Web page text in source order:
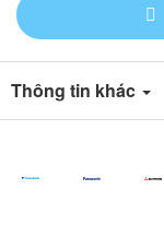
Thông tin khác